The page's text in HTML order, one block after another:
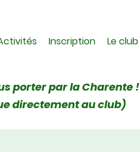
Inscription Le club
porter par la Charente !
directement au club)